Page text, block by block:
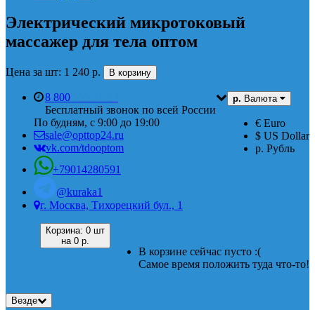
Электрический микротоковый
массажер для тела оптом
Цена за шт: 1 240 р. В корзину
р. Валюта
€ Euro
$ US Dollar
р. Рубль
8 800
Бесплатный звонок по всей России
По будням, с 9:00 до 19:00
sale@opttop24.ru
vk.com/tdooptom
+79014280591
@kuraka1
г. Москва, Тихорецкий бул., 1
Корзина: 0 шт
на 0 р.
В корзине сейчас пусто :(
Самое время положить туда что-то!
Везде